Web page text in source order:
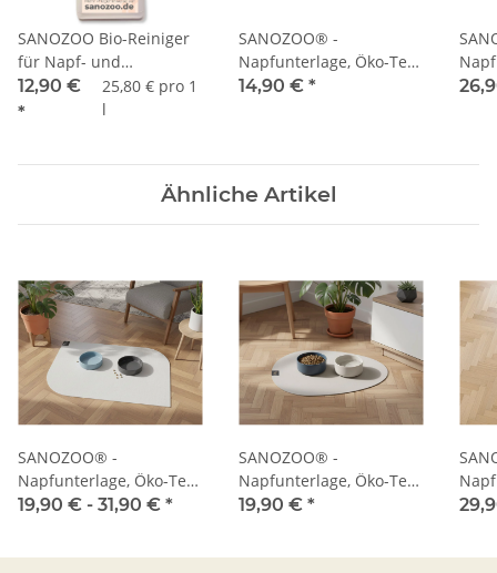
SANOZOO Bio-Reiniger
für Napf- und
Tierunterlagen
12,90 €
*
25,80 € pro 1
l
SANOZOO® -
Napfunterlage, Öko-Tex,
Rechteckig 40 x 60 cm
14,90 € *
Ähnliche Artikel
SANOZOO® -
Napfunterlage, Öko-Tex,
Blatt
19,90 € - 31,90 € *
SANOZOO® -
Napfunterlage, Öko-Tex,
Tropfen
19,90 € *
Herz